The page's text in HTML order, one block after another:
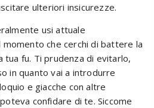
ulteriori insicurezze.
usi attuale
che cerchi di battere la
tua fu. Ti prudenza di evitarlo,
in quanto vai a introdurre
e giacche con altre
confidare di te. Siccome